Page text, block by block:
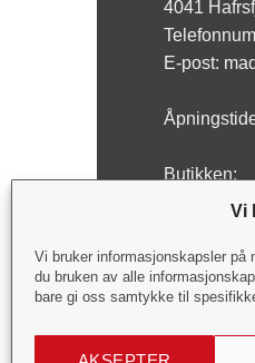
Vi
Vi bruker informasjonskapsler
du bruken av alle
bare gi oss samtykke til
4041
E-post:
Butikken:
Man - Fre:
Verksted:
Lørdag: